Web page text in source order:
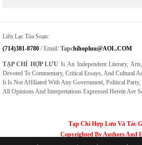
Liên Lạc Tòa Soạn:
(714)381-8780 / Email: TapcHihopluu@AOL.COM
TẠP CHÍ HỢP LƯU Is An Independent Literary,
Devoted To Commentary, Critical Essays, And Cultural
It Is Not Affiliated With Any Government, Political Party,
All Opinions And Interpretations Expressed Herein Are
Tạp Chí Hợp Lưu Và Tác
Copyrighted By Authors And